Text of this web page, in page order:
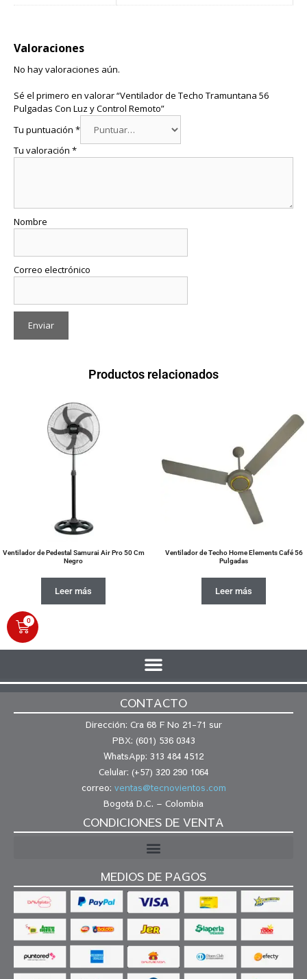
Valoraciones
No hay valoraciones aún.
Sé el primero en valorar “Ventilador de Techo Tramuntana 56
Pulgadas Con Luz y Control Remoto”
Tu puntuación *
Tu valoración *
Nombre
Correo electrónico
Productos relacionados
Ventilador de Pedestal Samurai Air Pro 50 Cm
Negro
Leer más
Ventilador de Techo Home Elements Café 56
Pulgadas
Leer más
0
CONTACTO
Dirección: Cra 68 F No 21-71 sur
PBX: (601) 536 0343
WhatsApp: 313 484 4512
Celular: (+57) 320 290 1064
correo: ventas@tecnovientos.com
Bogotá D.C. – Colombia
CONDICIONES DE VENTA
MEDIOS DE PAGOS